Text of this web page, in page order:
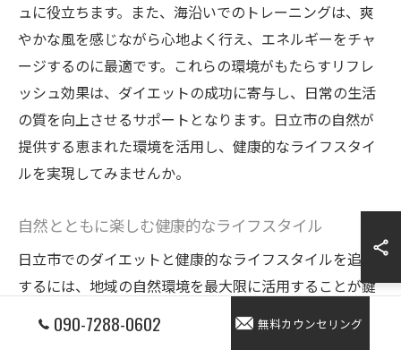
ュに役立ちます。また、海沿いでのトレーニングは、爽
やかな風を感じながら心地よく行え、エネルギーをチャ
ージするのに最適です。これらの環境がもたらすリフレ
ッシュ効果は、ダイエットの成功に寄与し、日常の生活
の質を向上させるサポートとなります。日立市の自然が
提供する恵まれた環境を活用し、健康的なライフスタイ
ルを実現してみませんか。
自然とともに楽しむ健康的なライフスタイル
日立市でのダイエットと健康的なライフスタイルを追求
するには、地域の自然環境を最大限に活用することが鍵
となります。豊かな自然が広がる日立市では、四季折々
090-7288-0602 無料カウンセリング